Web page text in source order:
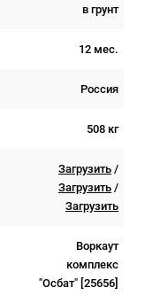
в грунт
12 мес.
Россия
508 кг
Загрузить /
Загрузить /
Загрузить
Воркаут
комплекс
"Осбат" [25656]